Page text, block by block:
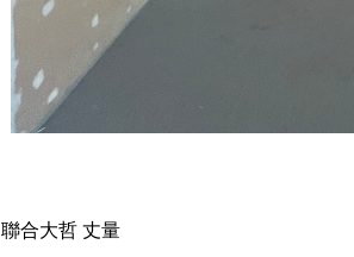
聯合大哲 丈量